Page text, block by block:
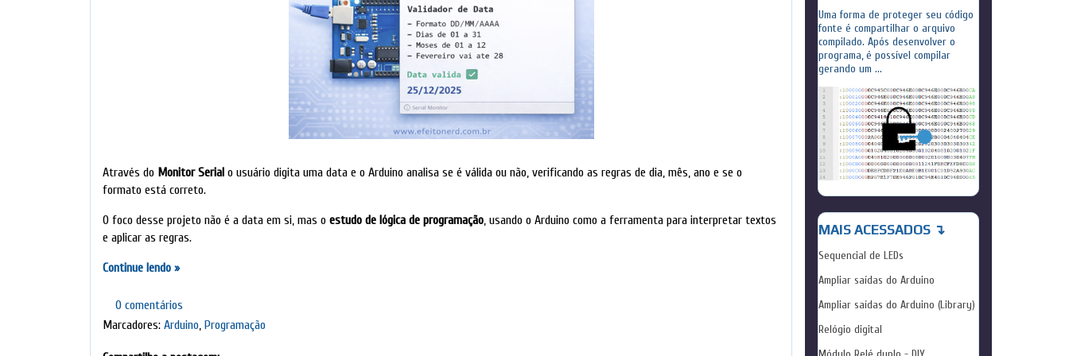
Através do Monitor Serial o usuário digita uma data e o Arduino analisa se é válida ou não, verificando as regras de dia, mês, ano e se o
formato está correto.
O foco desse projeto não é a data em si, mas o estudo de lógica de programação, usando o Arduino como a ferramenta para interpretar textos
e aplicar as regras.
Continue lendo »
0 comentários
Marcadores: Arduino, Programação
Uma forma de proteger seu código
fonte é compartilhar o arquivo
compilado. Após desenvolver o
programa, é possível compilar
gerando um ...
MAIS ACESSADOS ↴
Sequencial de LEDs
Ampliar saídas do Arduino
Ampliar saídas do Arduino (Library)
Relógio digital